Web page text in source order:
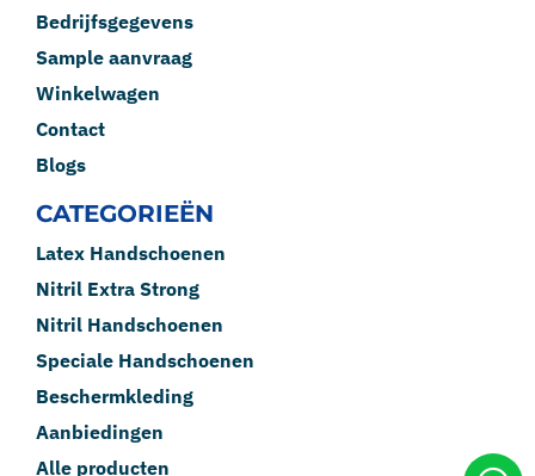
Bedrijfsgegevens
Sample aanvraag
Winkelwagen
Contact
Blogs
CATEGORIEËN
Latex Handschoenen
Nitril Extra Strong
Nitril Handschoenen
Speciale Handschoenen
Beschermkleding
Aanbiedingen
Alle producten